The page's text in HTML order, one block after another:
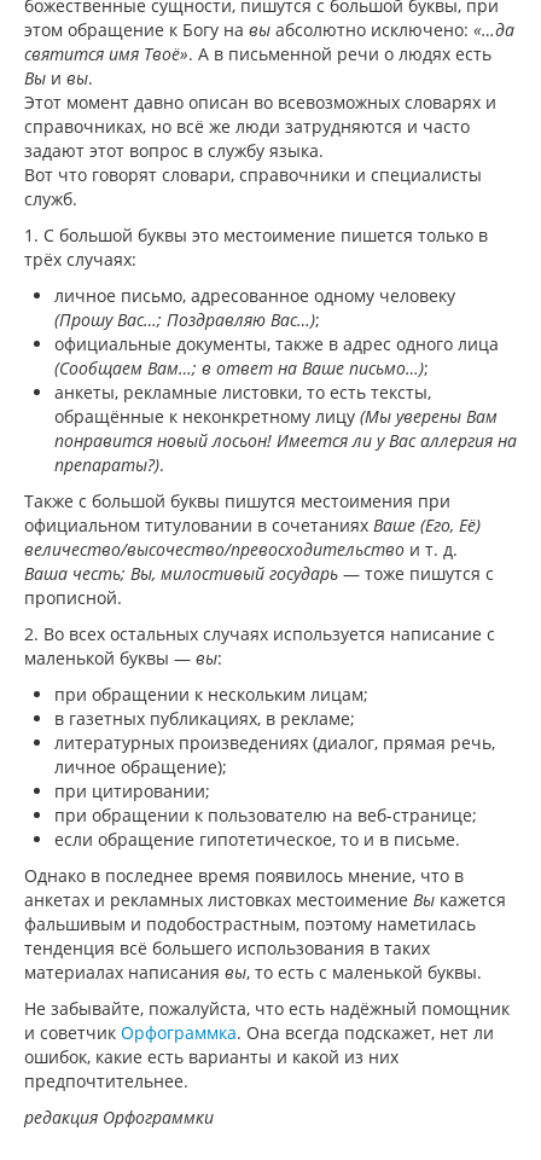
божественные сущности, пишутся с большой буквы, при
этом обращение к Богу на вы абсолютно исключено: «…да
святится имя Твоё». А в письменной речи о людях есть
Вы и вы.
Этот момент давно описан во всевозможных словарях и
справочниках, но всё же люди затрудняются и часто
задают этот вопрос в службу языка.
Вот что говорят словари, справочники и специалисты
служб.
1. С большой буквы это местоимение пишется только в
трёх случаях:
личное письмо, адресованное одному человеку
(Прошу Вас…; Поздравляю Вас…);
официальные документы, также в адрес одного лица
(Сообщаем Вам…; в ответ на Ваше письмо…);
анкеты, рекламные листовки, то есть тексты,
обращённые к неконкретному лицу (Мы уверены Вам
понравится новый лосьон! Имеется ли у Вас аллергия на
препараты?).
Также с большой буквы пишутся местоимения при
официальном титуловании в сочетаниях Ваше (Его, Её)
величество/высочество/превосходительство и т. д.
Ваша честь; Вы, милостивый государь — тоже пишутся с
прописной.
2. Во всех остальных случаях используется написание с
маленькой буквы — вы:
при обращении к нескольким лицам;
в газетных публикациях, в рекламе;
литературных произведениях (диалог, прямая речь,
личное обращение);
при цитировании;
при обращении к пользователю на веб-странице;
если обращение гипотетическое, то и в письме.
Однако в последнее время появилось мнение, что в
анкетах и рекламных листовках местоимение Вы кажется
фальшивым и подобострастным, поэтому наметилась
тенденция всё большего использования в таких
материалах написания вы, то есть с маленькой буквы.
Не забывайте, пожалуйста, что есть надёжный помощник
и советчик Орфограммка. Она всегда подскажет, нет ли
ошибок, какие есть варианты и какой из них
предпочтительнее.
редакция Орфограммки